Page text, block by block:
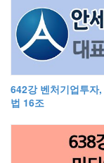
642강 벤처기업투자
법 16조